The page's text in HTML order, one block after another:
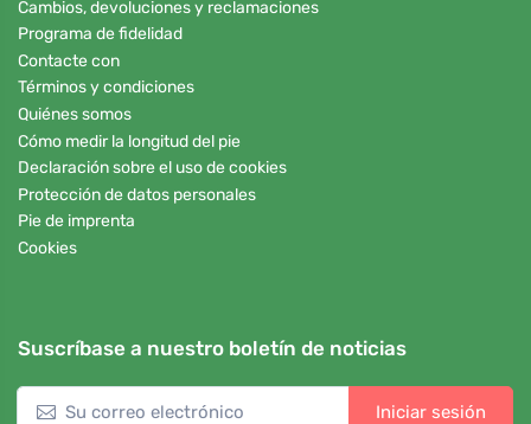
Cambios, devoluciones y reclamaciones
Programa de fidelidad
Contacte con
Términos y condiciones
Quiénes somos
Cómo medir la longitud del pie
Declaración sobre el uso de cookies
Protección de datos personales
Pie de imprenta
Cookies
Suscríbase a nuestro boletín de noticias
Iniciar sesión